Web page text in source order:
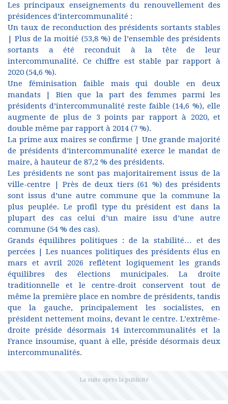
Les principaux enseignements du renouvellement des
présidences d’intercommunalité :
Un taux de reconduction des présidents sortants stables
| Plus de la moitié (53,8 %) de l’ensemble des présidents
sortants a été reconduit à la tête de leur
intercommunalité. Ce chiffre est stable par rapport à
2020 (54,6 %).
Une féminisation faible mais qui double en deux
mandats | Bien que la part des femmes parmi les
présidents d’intercommunalité reste faible (14,6 %), elle
augmente de plus de 3 points par rapport à 2020, et
double même par rapport à 2014 (7 %).
La prime aux maires se confirme | Une grande majorité
de présidents d’intercommunalité exerce le mandat de
maire, à hauteur de 87,2 % des présidents.
Les présidents ne sont pas majoritairement issus de la
ville-centre | Près de deux tiers (61 %) des présidents
sont issus d’une autre commune que la commune la
plus peuplée. Le profil type du président est dans la
plupart des cas celui d’un maire issu d’une autre
commune (54 % des cas).
Grands équilibres politiques : de la stabilité… et des
percées | Les nuances politiques des présidents élus en
mars et avril 2026 reflètent logiquement les grands
équilibres des élections municipales. La droite
traditionnelle et le centre-droit conservent tout de
même la première place en nombre de présidents, tandis
que la gauche, principalement les socialistes, en
président nettement moins, devant le centre. L’extrême-
droite préside désormais 14 intercommunalités et la
France insoumise, quant à elle, préside désormais deux
intercommunalités.